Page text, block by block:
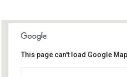
This page can't load Google